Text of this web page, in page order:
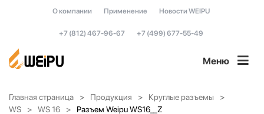
О компании Применение Новости WEIPU
+7 (812) 467-96-67 +7 (499) 677-55-49
Меню
Главная страница Продукция
Круглые разъемы
WS
WS 16 Разъем Weipu WS16__Z